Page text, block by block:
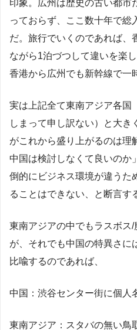
印象。広州は歴史の古い都市
っておらず、ここ数十年で総
だ。旅行でいくのであれば、
ながら1泊づつして違いを楽
香港から広州でも新幹線で一
実は上記全て東南アジア各国
しまって申し訳ない）と大き
がこれから盛り上がるのは理
中国は検討しなくて良いのか
倒的にビジネス環境が違うた
ることはできない、と断言す
東南アジアの中でもラスボス
が、それでも中国の特異さに
比喩するのであれば、
中国：渋谷センター街に個人
東南アジア：スタバの無い鳥